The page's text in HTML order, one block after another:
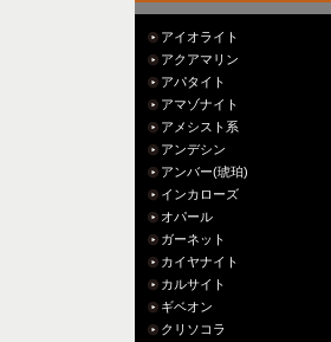
アイオライト
アクアマリン
アパタイト
アマゾナイト
アメシスト系
アンデシン
アンバー(琥珀)
インカローズ
オパール
ガーネット
カイヤナイト
カルサイト
ギベオン
クリソコラ